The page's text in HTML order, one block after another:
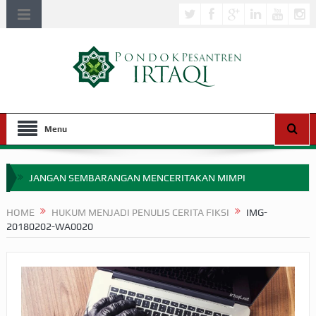
Menu
JANGAN SEMBARANGAN MENCERITAKAN MIMPI
MIMPI YANG DIABAIKAN MENJELANG PERANG BADAR
SEBELUM TIBA SAAT WAJIB?
HAKIKAT NIKMAT DI DUNIA!
HOME HUKUM MENJADI PENULIS CERITA FIKSI
IMG-
20180202-WA0020